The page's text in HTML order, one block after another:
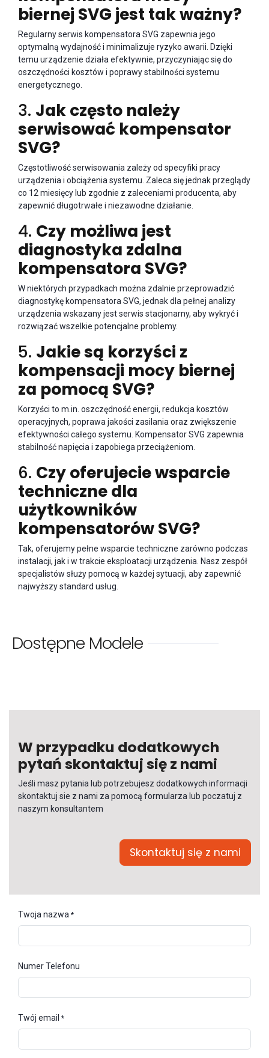
biernej SVG jest tak ważny?
Regularny serwis kompensatora SVG zapewnia jego
optymalną wydajność i minimalizuje ryzyko awarii. Dzięki
temu urządzenie działa efektywnie, przyczyniając się do
oszczędności kosztów i poprawy stabilności systemu
energetycznego.
3. Jak często należy
serwisować kompensator
SVG?
Częstotliwość serwisowania zależy od specyfiki pracy
urządzenia i obciążenia systemu. Zaleca się jednak przeglądy
co 12 miesięcy lub zgodnie z zaleceniami producenta, aby
zapewnić długotrwałe i niezawodne działanie.
4. Czy możliwa jest
diagnostyka zdalna
kompensatora SVG?
W niektórych przypadkach można zdalnie przeprowadzić
diagnostykę kompensatora SVG, jednak dla pełnej analizy
urządzenia wskazany jest serwis stacjonarny, aby wykryć i
rozwiązać wszelkie potencjalne problemy.
5. Jakie są korzyści z
kompensacji mocy biernej
za pomocą SVG?
Korzyści to m.in. oszczędność energii, redukcja kosztów
operacyjnych, poprawa jakości zasilania oraz zwiększenie
efektywności całego systemu. Kompensator SVG zapewnia
stabilność napięcia i zapobiega przeciążeniom.
6. Czy oferujecie wsparcie
techniczne dla
użytkowników
kompensatorów SVG?
Tak, oferujemy pełne wsparcie techniczne zarówno podczas
instalacji, jak i w trakcie eksploatacji urządzenia. Nasz zespół
specjalistów służy pomocą w każdej sytuacji, aby zapewnić
najwyższy standard usług.
Dostępne Modele
W przypadku dodatkowych
pytań skontaktuj się z nami
Jeśli masz pytania lub potrzebujesz dodatkowych informacji
skontaktuj sie z nami za pomocą formularza lub poczatuj z
naszym konsultantem
Skontaktuj się z nami
Twoja nazwa *
Numer Telefonu
Twój email *